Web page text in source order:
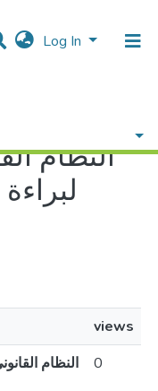
Log In
views
النظام
0